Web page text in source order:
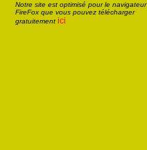
Notre site est optimisé pour le navigateur
FireFox que vous pouvez télécharger
gratuitement ici